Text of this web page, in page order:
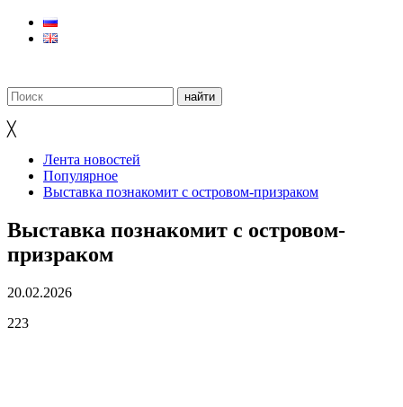
╳
Лента новостей
Популярное
Выставка познакомит с островом-призраком
Выставка познакомит с островом-
призраком
20.02.2026
223